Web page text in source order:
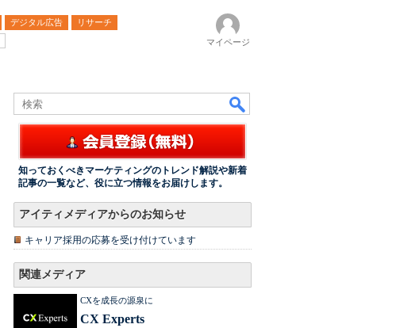
デジタル広告
リサーチ
マイページ
知っておくべきマーケティングのトレンド解説や新着
記事の一覧など、役に立つ情報をお届けします。
アイティメディアからのお知らせ
キャリア採用の応募を受け付けています
関連メディア
CXを成長の源泉に
CX Experts